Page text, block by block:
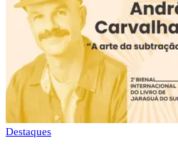
Destaques